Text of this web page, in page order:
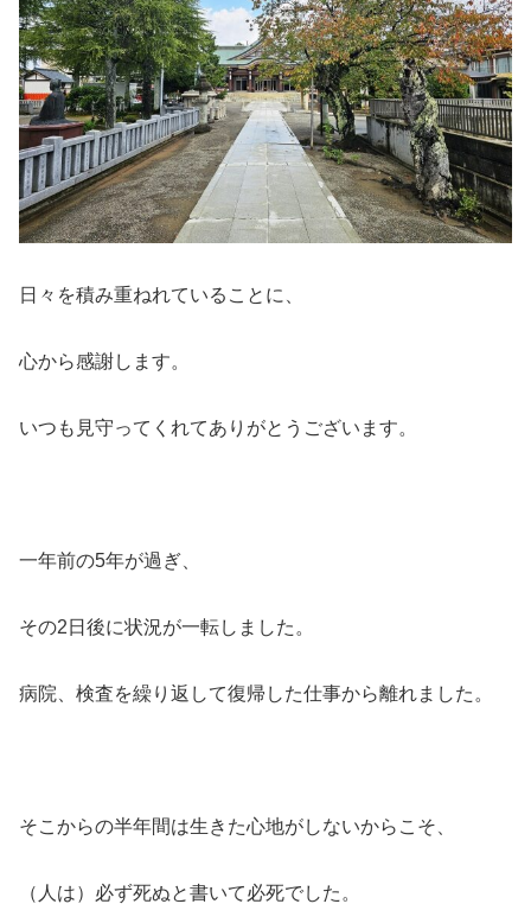
日々を積み重ねれていることに、
心から感謝します。
いつも見守ってくれてありがとうございます。
一年前の5年が過ぎ、
その2日後に状況が一転しました。
病院、検査を繰り返して復帰した仕事から離れました。
そこからの半年間は生きた心地がしないからこそ、
（人は）必ず死ぬと書いて必死でした。